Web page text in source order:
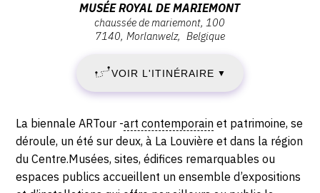
23
JUIN
2019
-
DIMANCHE
8
Mariemont,
Chaussée
de
Mariemont,
100,
7140
MUSÉE ROYAL DE MARIEMONT
chaussée de mariemont, 100
7140 Morlanwelz Belgique
VOIR L'ITINÉRAIRE ▼
Description,
horaires...
La biennale ARTour -art contemporain et patrimoine, se
déroule, un été sur deux, à La Louvière et dans la région
du Centre.Musées, sites, édifices remarquables ou
espaces publics accueillent un ensemble d’expositions